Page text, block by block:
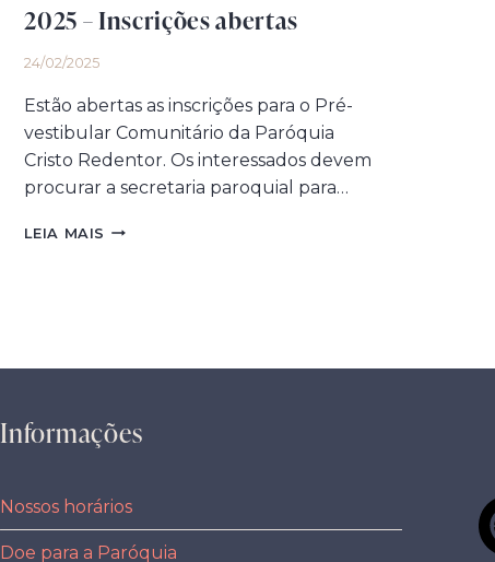
2025 – Inscrições abertas
24/02/2025
Estão abertas as inscrições para o Pré-
vestibular Comunitário da Paróquia
Cristo Redentor. Os interessados devem
procurar a secretaria paroquial para…
LEIA MAIS PRÉ-
Informações
Nossos horários
Doe para a Paróquia